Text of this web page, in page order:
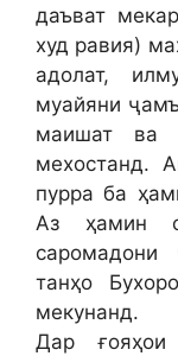
даъват
худ равия)
адолат,
муайяни
маишат ва
мехостанд.
пурра ба
Аз ҳамин
саромадони
танҳо
мекунанд.
Дар